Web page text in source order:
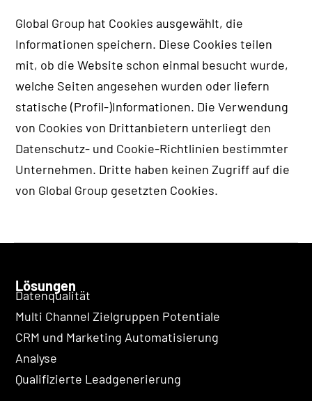
Global Group hat Cookies ausgewählt, die
Informationen speichern. Diese Cookies teilen
mit, ob die Website schon einmal besucht wurde,
welche Seiten angesehen wurden oder liefern
statische (Profil-)Informationen. Die Verwendung
von Cookies von Drittanbietern unterliegt den
Datenschutz- und Cookie-Richtlinien bestimmter
Unternehmen. Dritte haben keinen Zugriff auf die
von Global Group gesetzten Cookies.
Lösungen
Datenqualität
Multi Channel Zielgruppen Potentiale
CRM und Marketing Automatisierung
Analyse
Qualifizierte Leadgenerierung